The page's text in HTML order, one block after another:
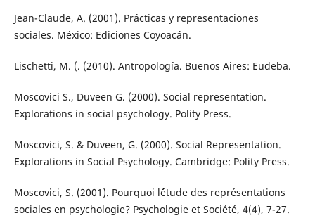
Jean-Claude, A. (2001). Prácticas y representaciones
sociales. México: Ediciones Coyoacán.
Lischetti, M. (. (2010). Antropología. Buenos Aires: Eudeba.
Moscovici S., Duveen G. (2000). Social representation.
Explorations in social psychology. Polity Press.
Moscovici, S. & Duveen, G. (2000). Social Representation.
Explorations in Social Psychology. Cambridge: Polity Press.
Moscovici, S. (2001). Pourquoi l´étude des représentations
sociales en psychologie? Psychologie et Société, 4(4), 7-27.